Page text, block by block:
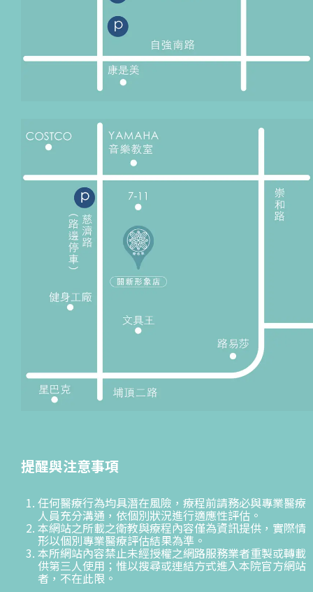
提醒與注意事項
任何醫療行為均具潛在風險，療程前請務必與專業醫療
人員充分溝通，依個別狀況進行適應性評估。
本網站之所載之衛教與療程內容僅為資訊提供，實際情
形以個別專業醫療評估結果為準。
本所網站內容禁止未經授權之網路服務業者重製或轉載
供第三人使用；惟以搜尋或連結方式進入本院官方網站
者，不在此限。